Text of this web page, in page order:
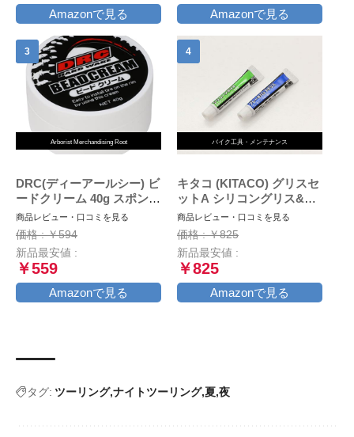
Amazonで見る Amazonで見る
Arborist Merchandising Root
DRC(ディーアールシー) ビ
ードクリーム 40g スポンジ
付属
商品レビュー・口コミを見る
価格 : ￥594
新品最安値 :
￥559
Amazonで見る
バイク工具・メンテナンス
キタコ (KITACO) グリスセ
ットA シリコングリス&ブ
レーキバッドグリス 各1本
AZ969-001
商品レビュー・口コミを見る
価格 : ￥825
新品最安値 :
￥825
Amazonで見る
タグ: ツーリング ナイトツーリング 夏 夜